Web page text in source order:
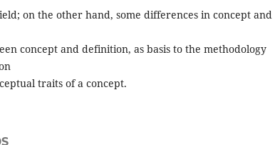
on the other hand, some differences in concept and
concept and definition, as basis to the methodology
traits of a concept.